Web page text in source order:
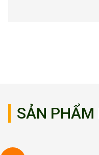
SẢN PHẨM